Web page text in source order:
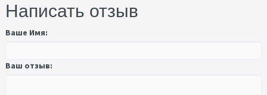
Написать отзыв
Ваше Имя:
Ваш отзыв: